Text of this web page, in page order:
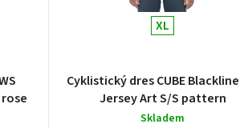
XL
Cyklistický dres CUBE Blackline
Jersey Art S/S pattern
Skladem